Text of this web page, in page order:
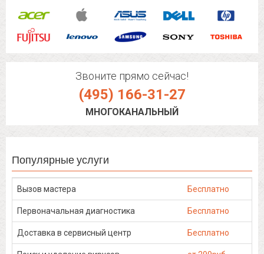
Звоните прямо сейчас!
(495) 166-31-27
МНОГОКАНАЛЬНЫЙ
Популярные услуги
Вызов мастера Бесплатно
Первоначальная диагностика Бесплатно
Доставка в сервисный центр Бесплатно